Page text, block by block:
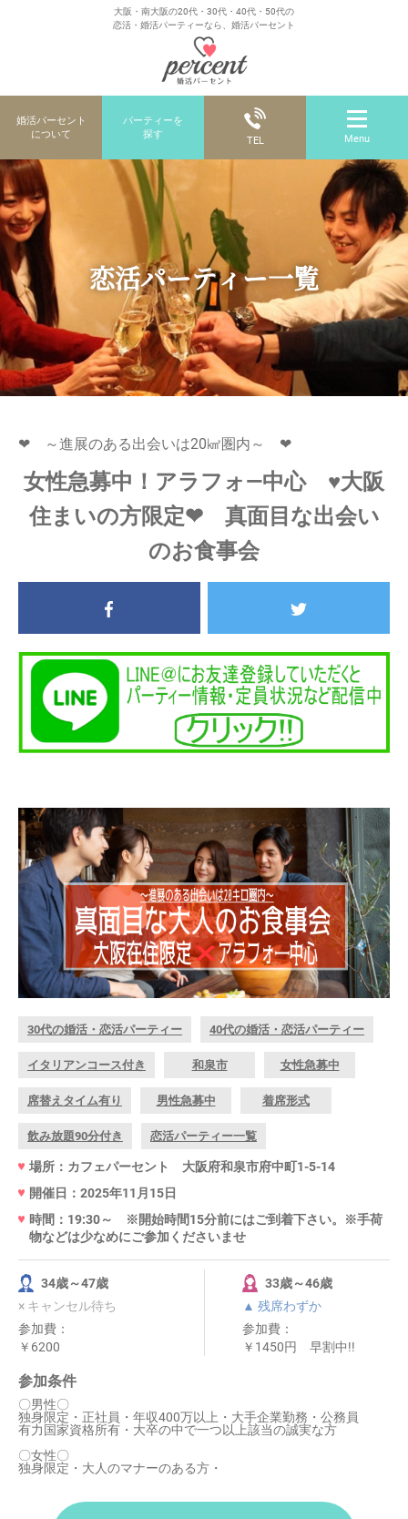
大阪・南大阪の20代・30代・40代・50代の
恋活・婚活パーティーなら、婚活パーセント
婚活パーセント
について
パーティーを
探す
TEL Menu
恋活パーティー一覧
❤ ～進展のある出会いは20㎢圏内～ ❤
女性急募中！アラフォ―中心 ♥大阪
住まいの方限定❤ 真面目な出会い
のお食事会
30代の婚活・恋活パーティー 40代の婚活・恋活パーティー
イタリアンコース付き 和泉市 女性急募中
席替えタイム有り 男性急募中 着席形式
飲み放題90分付き 恋活パーティー一覧
場所：カフェパーセント 大阪府和泉市府中町1-5-14
開催日：2025年11月15日
時間：19:30～ ※開始時間15分前にはご到着下さい。※手荷
物などは少なめにご参加くださいませ
34歳～47歳
× キャンセル待ち
参加費：
￥6200
33歳～46歳
▲ 残席わずか
参加費：
￥1450円 早割中!!
参加条件
〇男性〇
独身限定・正社員・年収400万以上・大手企業勤務・公務員
有力国家資格所有・大卒の中で一つ以上該当の誠実な方
〇女性〇
独身限定・大人のマナーのある方・